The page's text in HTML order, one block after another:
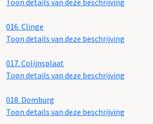
016. Clinge
Toon details van deze beschrijving
017. Colijnsplaat
Toon details van deze beschrijving
018. Domburg
Toon details van deze beschrijving